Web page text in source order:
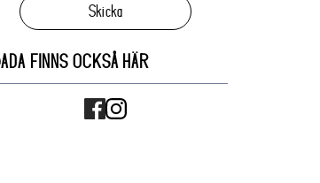
Skicka
ADA FINNS OCKSÅ HÄR